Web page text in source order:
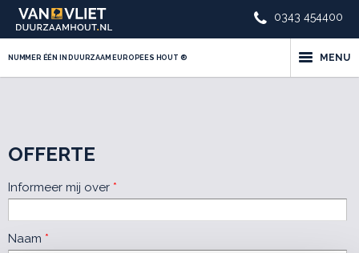
OFFERTE
Informeer mij over *
Naam *
0343 454400
NUMMER ÉÉN IN DUURZAAM EUROPEES HOUT ® MENU